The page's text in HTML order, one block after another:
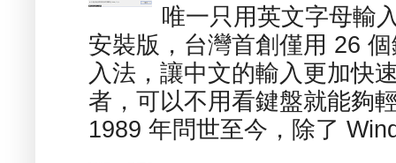
唯一只用英文字母輸
安裝版，台灣首創僅用 26
入法，讓中文的輸入更加快
者，可以不用看鍵盤就能夠
1989 年問世至今，除了